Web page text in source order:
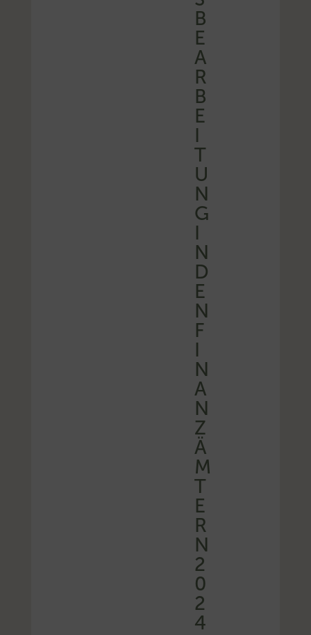
B
E
A
R
B
E
I
T
U
N
G
I
N
D
E
N
F
I
N
A
N
Z
Ä
M
T
E
R
N
2
0
2
4